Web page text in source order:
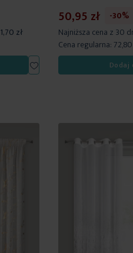
zł
Dodaj
do
50,95 zł
-30%
Najniższa cena z 30
Cena regularna:
Dodaj